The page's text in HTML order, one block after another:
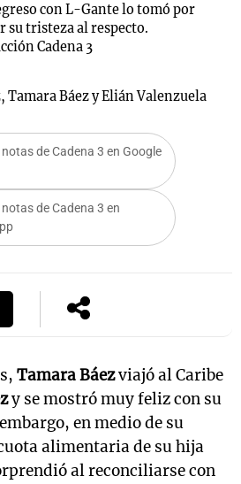
con L-Gante lo tomó por
su tristeza al respecto.
Cadena 3
Báez y Elián Valenzuela
de Cadena 3 en Google
de Cadena 3 en
Tamara Báezviajó al Caribe
y se mostró muy feliz con su
en medio de su
alimentaria de su hija
al reconciliarse con
Notas
La Sole en
Cadena 3